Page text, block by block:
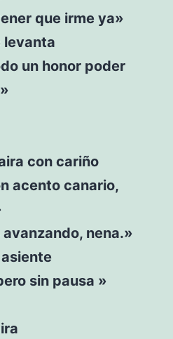
que irme ya»
levanta
un honor poder
con cariño
acento canario,
nena.»
sin pausa »